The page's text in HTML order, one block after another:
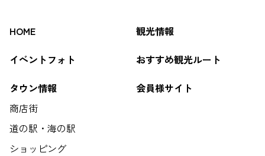
HOME
観光情報
イベントフォト
おすすめ観光ルート
タウン情報
商店街
道の駅・海の駅
ショッピング
会員様サイト